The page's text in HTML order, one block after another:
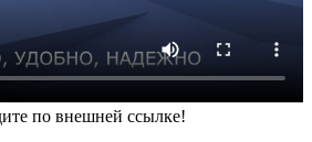
по внешней ссылке!